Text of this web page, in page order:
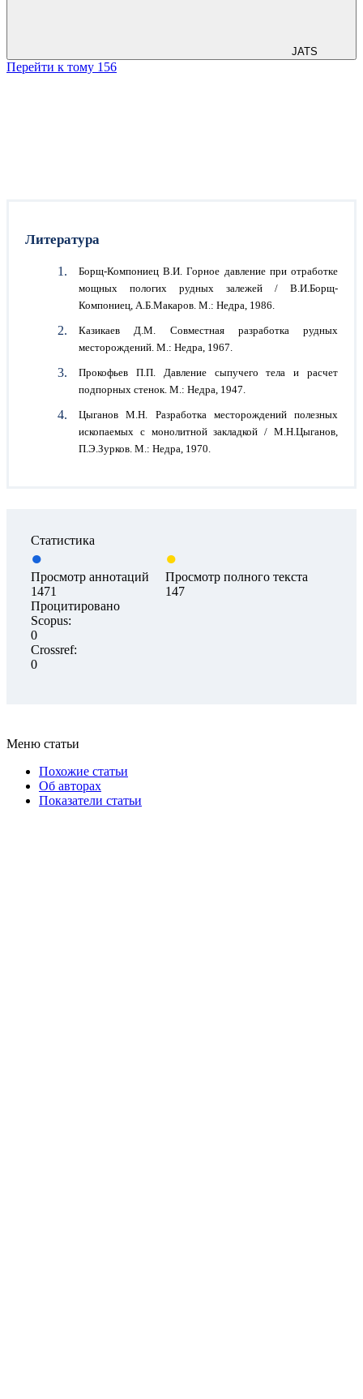
JATS
Перейти к тому 156
Литература
Борщ-Компониец В.И. Горное давление при отработке
мощных пологих рудных залежей / В.И.Борщ-
Компониец, А.Б.Макаров. М.: Недра, 1986.
Казикаев Д.М. Совместная разработка рудных
месторождений. М.: Недра, 1967.
Прокофьев П.П. Давление сыпучего тела и расчет
подпорных стенок. М.: Недра, 1947.
Цыганов М.Н. Разработка месторождений полезных
ископаемых с монолитной закладкой / М.Н.Цыганов,
П.Э.Зурков. М.: Недра, 1970.
Статистика
Просмотр аннотаций
1471
Просмотр полного текста
147
Процитировано
Scopus:
0
Crossref:
0
Меню статьи
Похожие статьи
Об авторах
Показатели статьи